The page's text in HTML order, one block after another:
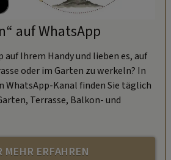
auf WhatsApp
auf Ihrem Handy und lieben es, auf
oder im Garten zu werkeln? In
WhatsApp-Kanal finden Sie täglich
Terrasse, Balkon- und
MEHR ERFAHREN